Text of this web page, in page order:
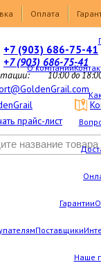
Оплата
О компании
Гарантии
Поставщики
Наше
+7 (903) 686-75-41
+7 (903) 686-75-41
10:00 до
прайс-лист